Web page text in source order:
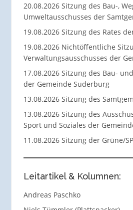
20.08.2026 Sitzung des Bau-,
Umweltausschusses der
19.08.2026 Sitzung des Rates
19.08.2026 Nichtöffentliche
Verwaltungsausschusses der
17.08.2026 Sitzung des Bau-
der Gemeinde Suderburg
13.08.2026 Sitzung des
13.08.2026 Sitzung des
Sport und Soziales der
11.08.2026 Sitzung der Grüne/
Leitartikel & Kolumnen:
Andreas Paschko